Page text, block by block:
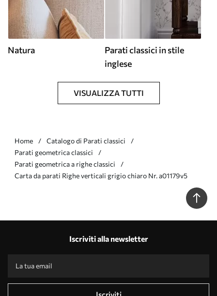
Natura
Parati classici in stile
inglese
VISUALIZZA TUTTI
Home
Catalogo di Parati classici
Parati geometrica classici
Parati geometrica a righe classici
Carta da parati Righe verticali grigio chiaro Nr. a01179v5
Iscriviti alla newsletter